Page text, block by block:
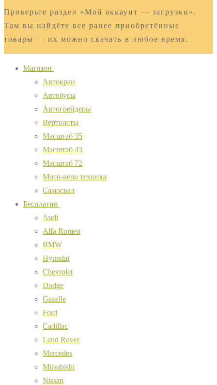
Проверьте раздел «Мой аккаунт — загрузки».
Там вы найдёте все ранее приобретённые
товары — их можно скачать в любое время.
Магазин
Автокран
Автобусы
Автогрейдеры
Вертолеты
Масштаб 35
Масштаб 43
Масштаб 72
Мото-вело техника
Самосвал
Бесплатно
Audi
Alfa Romeo
BMW
Hyundai
Chevrolet
Dodge
Gazelle
Ford
Cadillac
Land Rover
Mercedes
Mitsubishi
Nissan